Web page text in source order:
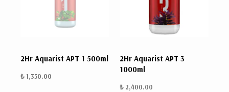
2Hr Aquarist APT 1 500ml
₺ 1,350.00
2Hr Aquarist APT 3
1000ml
₺ 2,400.00